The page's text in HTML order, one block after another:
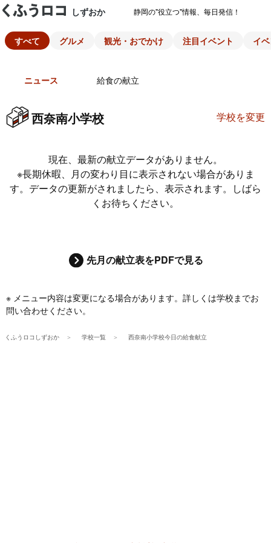
しずおか 静岡の"役立つ"情報、毎日発信！
すべて グルメ 観光・おでかけ 注目イベント イ
ニュース 給食の献立
西奈南小学校 学校を変更
現在、最新の献立データがありません。
※長期休暇、月の変わり目に表示されない場合がありま
す。データの更新がされましたら、表示されます。しばら
くお待ちください。
先月の献立表をPDFで見る
※ メニュー内容は変更になる場合があります。詳しくは学校までお
問い合わせください。
くふうロコしずおか 学校一覧 西奈南小学校今日の給食献立